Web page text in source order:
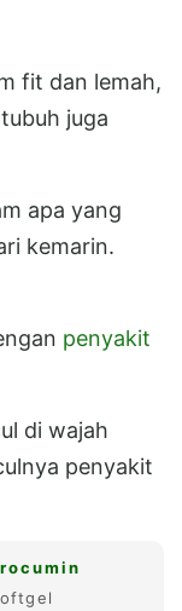
fit dan lemah,
juga
apa yang
kemarin.
penyakit
di wajah
penyakit